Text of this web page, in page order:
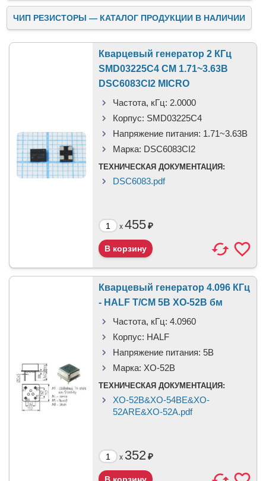
ЧИП РЕЗИСТОРЫ — КАТАЛОГ ПРОДУКЦИИ В НАЛИЧИИ
Кварцевый генератор 2 КГц
SMD03225C4 CM 1.71~3.63В
DSC6083CI2 MICRO
Частота, кГц: 2.0000
Корпус: SMD03225C4
Напряжение питания: 1.71~3.63В
Марка: DSC6083CI2
ТЕХНИЧЕСКАЯ ДОКУМЕНТАЦИЯ:
DSC6083.pdf
x 455₽
Кварцевый генератор 4.096 КГц
- HALF T/CM 5В XO-52B бм
Частота, кГц: 4.0960
Корпус: HALF
Напряжение питания: 5В
Марка: XO-52B
ТЕХНИЧЕСКАЯ ДОКУМЕНТАЦИЯ:
XO-52B&XO-54BE&XO-
52ARE&XO-52A.pdf
x 352₽